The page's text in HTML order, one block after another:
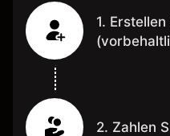
1.
2. Zahlen